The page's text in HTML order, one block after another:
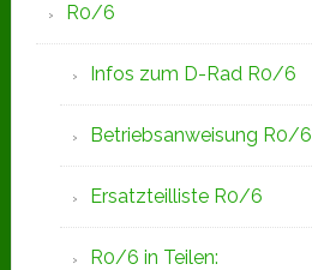
R0/6
Infos zum D-Rad R0/6
Betriebsanweisung R0/6
Ersatzteilliste R0/6
R0/6 in Teilen: